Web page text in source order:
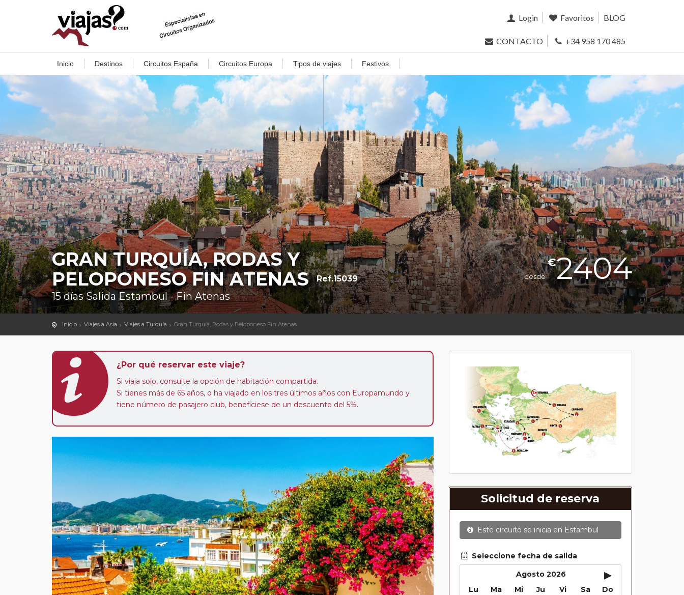
Login Favoritos BLOG
CONTACTO +34 958 170 485
Inicio Destinos Circuitos España Circuitos Europa Tipos de viajes Festivos
GRAN TURQUÍA, RODAS Y
PELOPONESO FIN ATENAS Ref.15039
15 días Salida Estambul - Fin Atenas
desde
€2404
Inicio Viajes a Asia Viajes a Turquía Gran Turquía, Rodas y Peloponeso Fin Atenas
¿Por qué reservar este viaje?
Si viaja solo, consulte la opción de habitación compartida.
Si tienes más de 65 años, o ha viajado en los tres últimos años con Europamundo y
tiene número de pasajero club, benefíciese de un descuento del 5%.
Solicitud de reserva
Este circuito se inicia en Estambul
Seleccione fecha de salida
Agosto 2026
▸
Lu Ma Mi Ju Vi Sa Do